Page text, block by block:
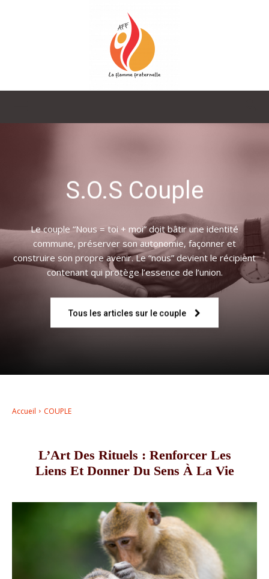
Fraternelle
–
S.O.S Couple
Le couple “Nous = toi + moi” doit bâtir une identité
commune, préserver son autonomie, façonner et
construire son propre avenir. Le “nous” devient le récipient
contenant qui protège l’essence de l’union.
Tous les articles sur le couple
Accueil COUPLE
L’Art Des Rituels : Renforcer Les
Liens Et Donner Du Sens À La Vie